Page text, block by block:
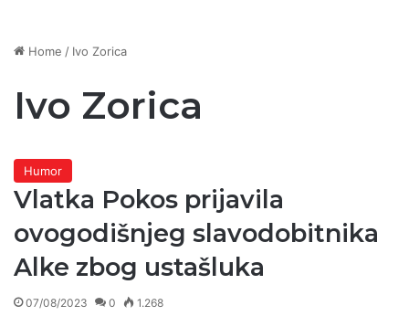
Home / Ivo Zorica
Ivo Zorica
Humor
Vlatka Pokos prijavila
ovogodišnjeg slavodobitnika
Alke zbog ustašluka
07/08/2023 0 1.268